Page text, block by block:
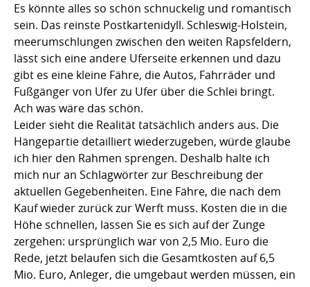
Es könnte alles so schön schnuckelig und romantisch
sein. Das reinste Postkartenidyll. Schleswig-Holstein,
meerumschlungen zwischen den weiten Rapsfeldern,
lässt sich eine andere Uferseite erkennen und dazu
gibt es eine kleine Fähre, die Autos, Fahrräder und
Fußgänger von Ufer zu Ufer über die Schlei bringt.
Ach was wäre das schön.
Leider sieht die Realität tatsächlich anders aus. Die
Hängepartie detailliert wiederzugeben, würde glaube
ich hier den Rahmen sprengen. Deshalb halte ich
mich nur an Schlagwörter zur Beschreibung der
aktuellen Gegebenheiten. Eine Fähre, die nach dem
Kauf wieder zurück zur Werft muss. Kosten die in die
Höhe schnellen, lassen Sie es sich auf der Zunge
zergehen: ursprünglich war von 2,5 Mio. Euro die
Rede, jetzt belaufen sich die Gesamtkosten auf 6,5
Mio. Euro, Anleger, die umgebaut werden müssen, ein